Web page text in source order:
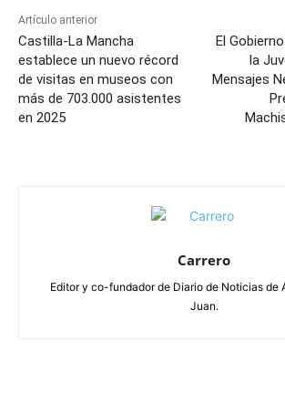
Artículo anterior
Castilla-La Mancha
establece un nuevo récord
de visitas en museos con
más de 703.000 asistentes
en 2025
El
la
Mensajes
Carrero
Editor y co-fundador de Diario de Noticias de
Juan.